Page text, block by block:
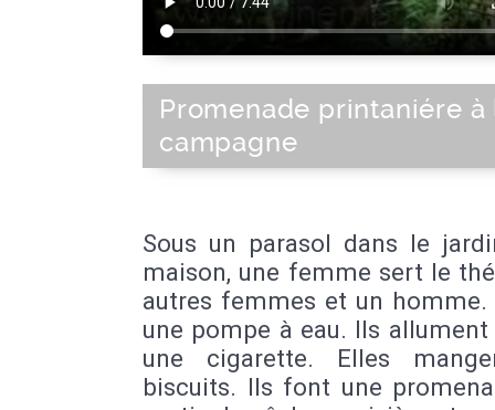
Promenade printaniére à
campagne
Sous un parasol dans le
maison, une femme sert le
autres femmes et un homme.
une pompe à eau. Ils allument
une cigarette. Elles
biscuits. Ils font une